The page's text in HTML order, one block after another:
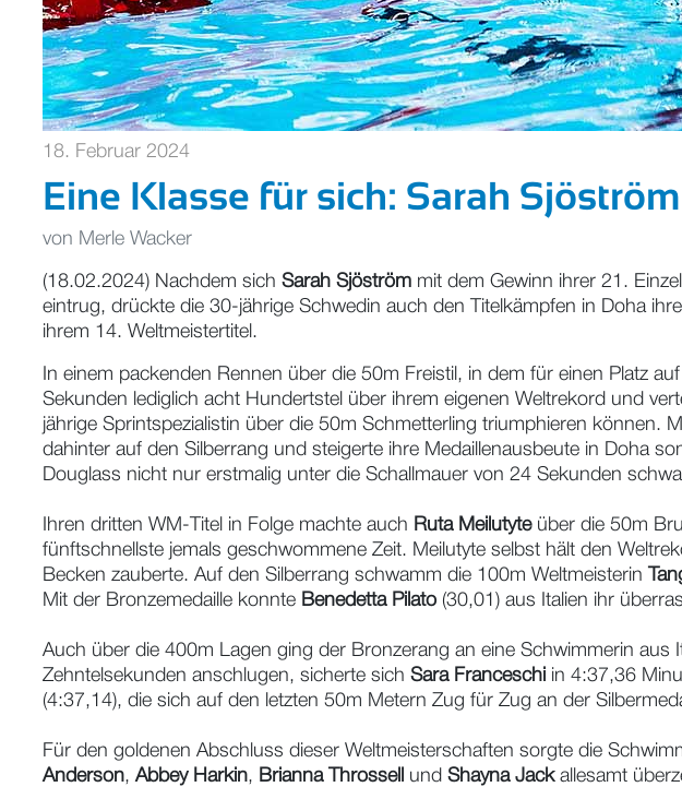
18. Februar 2024
Eine Klasse für sich: Sarah
von Merle Wacker
(18.02.2024) Nachdem sich Sarah Sjöström mit dem Gewinn ihrer 21.
eintrug, drückte die 30-jährige Schwedin auch den Titelkämpfen in Doha
ihrem 14. Weltmeistertitel.
In einem packenden Rennen über die 50m Freistil, in dem für einen Platz
Sekunden lediglich acht Hundertstel über ihrem eigenen Weltrekord und
jährige Sprintspezialistin über die 50m Schmetterling triumphieren können.
dahinter auf den Silberrang und steigerte ihre Medaillenausbeute in Doha
Douglass nicht nur erstmalig unter die Schallmauer von 24 Sekunden
Ihren dritten WM-Titel in Folge machte auch Ruta Meilutyteüber die 50m
fünftschnellste jemals geschwommene Zeit. Meilutyte selbst hält den
Becken zauberte. Auf den Silberrang schwamm die 100m Weltmeisterin
Mit der Bronzemedaille konnte Benedetta Pilato (30,01) aus Italien ihr
Auch über die 400m Lagen ging der Bronzerang an eine Schwimmerin aus
Zehntelsekunden anschlugen, sicherte sich Sara Franceschi in 4:37,36
(4:37,14), die sich auf den letzten 50m Metern Zug für Zug an der
Für den goldenen Abschluss dieser Weltmeisterschaften sorgte die
Anderson, Abbey Harkin, Brianna Throssell und Shayna Jackallesamt